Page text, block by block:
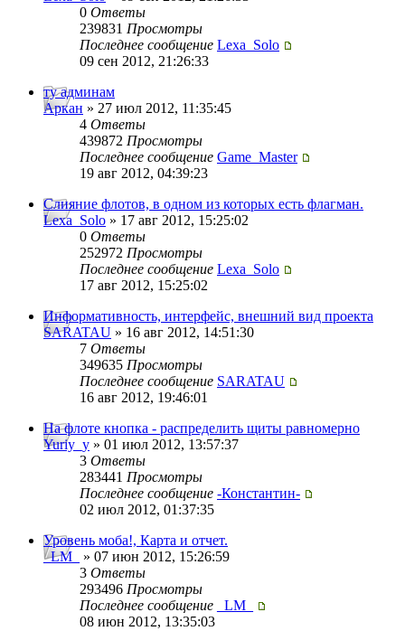
0 Ответы
239831 Просмотры
Последнее сообщение Lexa_Solo
09 сен 2012, 21:26:33
ту админам
Аркан » 27 июл 2012, 11:35:45
4 Ответы
439872 Просмотры
Последнее сообщение Game_Master
19 авг 2012, 04:39:23
Слияние флотов, в одном из которых есть флагман.
Lexa_Solo » 17 авг 2012, 15:25:02
0 Ответы
252972 Просмотры
Последнее сообщение Lexa_Solo
17 авг 2012, 15:25:02
Информативность, интерфейс, внешний вид проекта
SARATAU » 16 авг 2012, 14:51:30
7 Ответы
349635 Просмотры
Последнее сообщение SARATAU
16 авг 2012, 19:46:01
На флоте кнопка - распределить щиты равномерно
Yuriy_y » 01 июл 2012, 13:57:37
3 Ответы
283441 Просмотры
Последнее сообщение -Константин-
02 июл 2012, 01:37:35
Уровень моба!, Карта и отчет.
_LM_
» 07 июн 2012, 15:26:59
3 Ответы
293496 Просмотры
Последнее сообщение
_LM_
08 июн 2012, 13:35:03